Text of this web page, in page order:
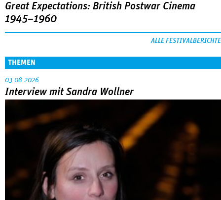
Great Expectations: British Postwar Cinema
1945–1960
ALLE FESTIVALBERICHTE
THEMEN
03.08.2026
Interview mit Sandra Wollner